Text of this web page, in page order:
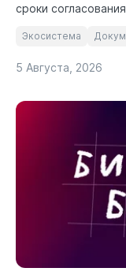
сроки
Экосистема
5 Августа, 2026